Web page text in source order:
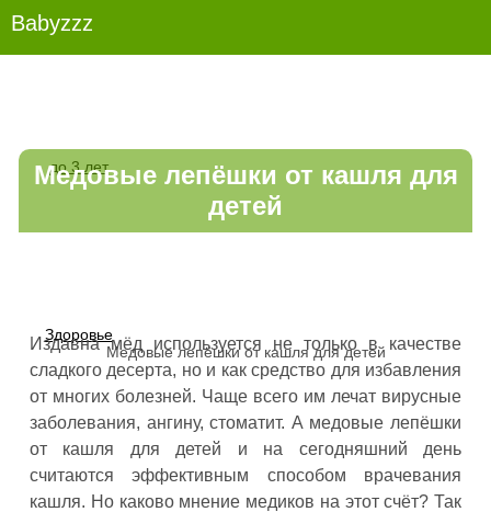
Babyzzz
до 3 лет
Здоровье
Медовые лепёшки от кашля для детей
Медовые лепёшки от кашля для
детей
Издавна мёд используется не только в качестве
сладкого десерта, но и как средство для избавления
от многих болезней. Чаще всего им лечат вирусные
заболевания, ангину, стоматит. А медовые лепёшки
от кашля для детей и на сегодняшний день
считаются эффективным способом врачевания
кашля. Но каково мнение медиков на этот счёт? Так